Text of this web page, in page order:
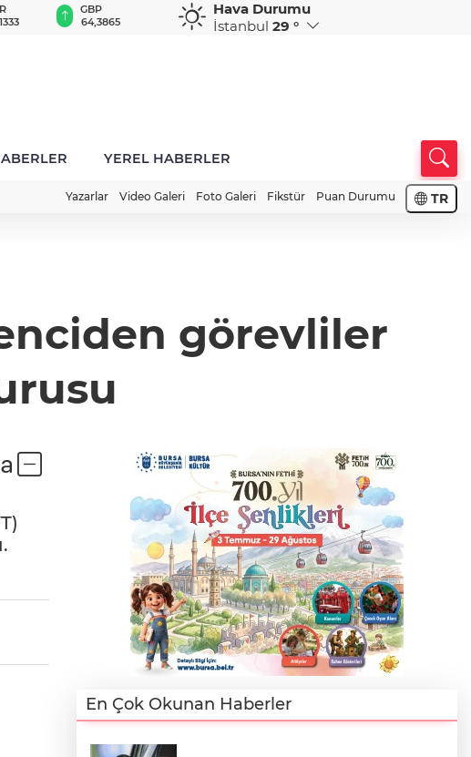
GBP
64,3865
CHF
58,9403
CAD
34,1687
Hava Durumu
İstanbul 29 °
YEREL HABERLER
Yazarlar Video Galeri Foto Galeri Fikstür Puan Durumu TR
görevliler
En Çok Okunan Haberler